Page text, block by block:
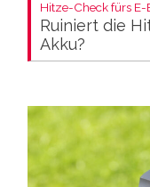
Hitze-Check fürs E-
Ruiniert die
Akku?